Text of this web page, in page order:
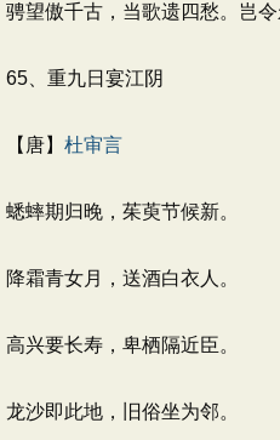
骋望傲千古，当歌遗四愁。岂令
65、重九日宴江阴
【唐】 杜审言
蟋蟀期归晚，茱萸节候新。
降霜青女月，送酒白衣人。
高兴要长寿，卑栖隔近臣。
龙沙即此地，旧俗坐为邻。